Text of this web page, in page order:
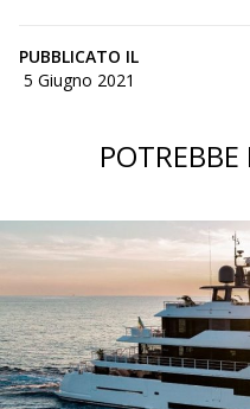
PUBBLICATO IL
5 Giugno 2021
POTREBBE